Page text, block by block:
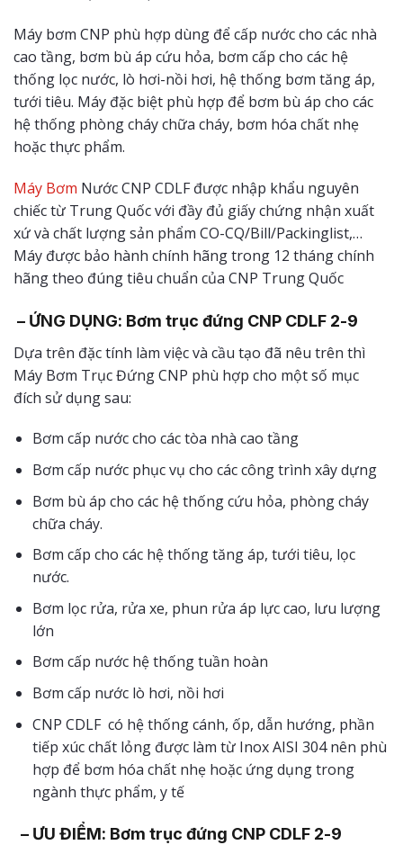
Máy bơm CNP phù hợp dùng để cấp nước cho các nhà
cao tầng, bơm bù áp cứu hỏa, bơm cấp cho các hệ
thống lọc nước, lò hơi-nồi hơi, hệ thống bơm tăng áp,
tưới tiêu. Máy đặc biệt phù hợp để bơm bù áp cho các
hệ thống phòng cháy chữa cháy, bơm hóa chất nhẹ
hoặc thực phẩm.
Máy Bơm Nước CNP CDLF được nhập khẩu nguyên
chiếc từ Trung Quốc với đầy đủ giấy chứng nhận xuất
xứ và chất lượng sản phẩm CO-CQ/Bill/Packinglist,…
Máy được bảo hành chính hãng trong 12 tháng chính
hãng theo đúng tiêu chuẩn của CNP Trung Quốc
– ỨNG DỤNG: Bơm trục đứng CNP CDLF 2-9
Dựa trên đặc tính làm việc và cầu tạo đã nêu trên thì
Máy Bơm Trục Đứng CNP phù hợp cho một số mục
đích sử dụng sau:
Bơm cấp nước cho các tòa nhà cao tầng
Bơm cấp nước phục vụ cho các công trình xây dựng
Bơm bù áp cho các hệ thống cứu hỏa, phòng cháy
chữa cháy.
Bơm cấp cho các hệ thống tăng áp, tưới tiêu, lọc
nước.
Bơm lọc rửa, rửa xe, phun rửa áp lực cao, lưu lượng
lớn
Bơm cấp nước hệ thống tuần hoàn
Bơm cấp nước lò hơi, nồi hơi
CNP CDLF có hệ thống cánh, ốp, dẫn hướng, phần
tiếp xúc chất lỏng được làm từ Inox AISI 304 nên phù
hợp để bơm hóa chất nhẹ hoặc ứng dụng trong
ngành thực phẩm, y tế
– ƯU ĐIỂM: Bơm trục đứng CNP CDLF 2-9